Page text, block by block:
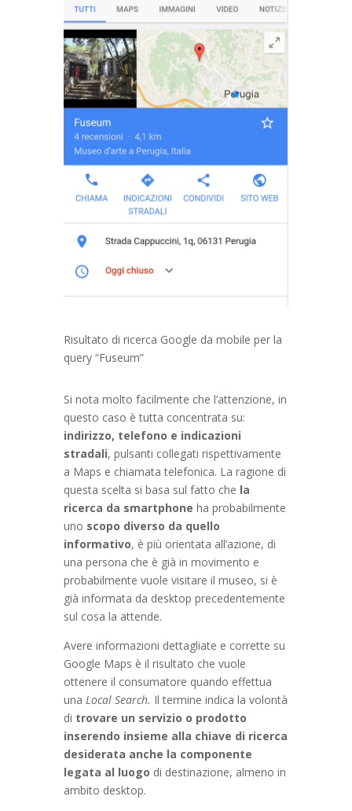
Risultato di ricerca Google da mobile per la
query “Fuseum”
Si nota molto facilmente che l’attenzione, in
questo caso è tutta concentrata su:
indirizzo, telefono e indicazioni
stradali, pulsanti collegati rispettivamente
a Maps e chiamata telefonica. La ragione di
questa scelta si basa sul fatto che la
ricerca da smartphone ha probabilmente
uno scopo diverso da quello
informativo, è più orientata all’azione, di
una persona che è già in movimento e
probabilmente vuole visitare il museo, si è
già informata da desktop precedentemente
sul cosa la attende.
Avere informazioni dettagliate e corrette su
Google Maps è il risultato che vuole
ottenere il consumatore quando effettua
una Local Search. Il termine indica la volontà
di trovare un servizio o prodotto
inserendo insieme alla chiave di ricerca
desiderata anche la componente
legata al luogo di destinazione, almeno in
ambito desktop.